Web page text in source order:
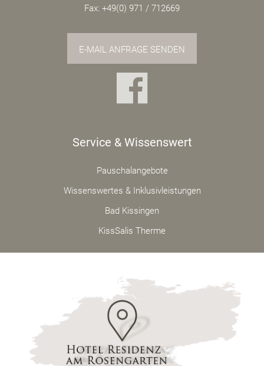
Fax: +49(0) 971 / 712669
E-MAIL ANFRAGE SENDEN
Service & Wissenswert
Pauschalangebote
Wissenswertes & Inklusivleistungen
Bad Kissingen
KissSalis Therme